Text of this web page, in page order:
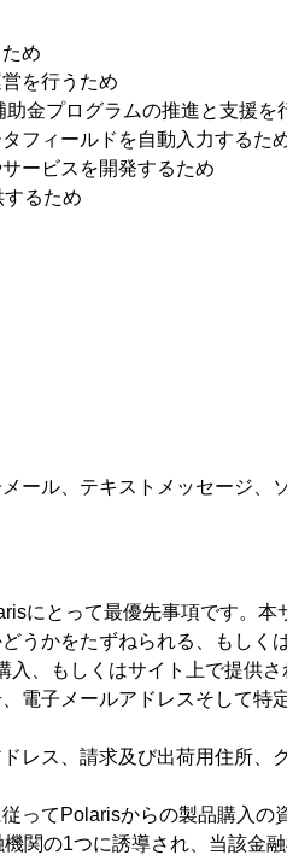
め
を行うため
金プログラムの推進と支援を
フィールドを自動入力するた
ービスを開発するため
るため
ル、テキストメッセージ、
にとって最優先事項です。
うかをたずねられる、もし
、もしくはサイト上で提供
電子メールアドレスそして特
レス、請求及び出荷用住所、
ってPolarisからの製品購入
関の1つに誘導され、当該金